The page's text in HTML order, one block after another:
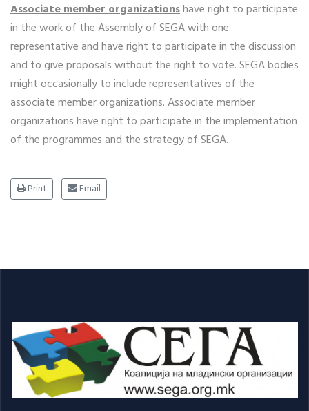
Associate member organizationshave right to participate
in the work of the Assembly of SEGA with one
representative and have right to participate in the discussion
and to give proposals without the right to vote. SEGA bodies
might occasionally to include representatives of the
associate member organizations. Associate member
organizations have right to participate in the implementation
of the programmes and the strategy of SEGA.
Print Email